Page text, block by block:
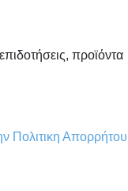
προϊόντα
Πολιτικη Απορρήτου